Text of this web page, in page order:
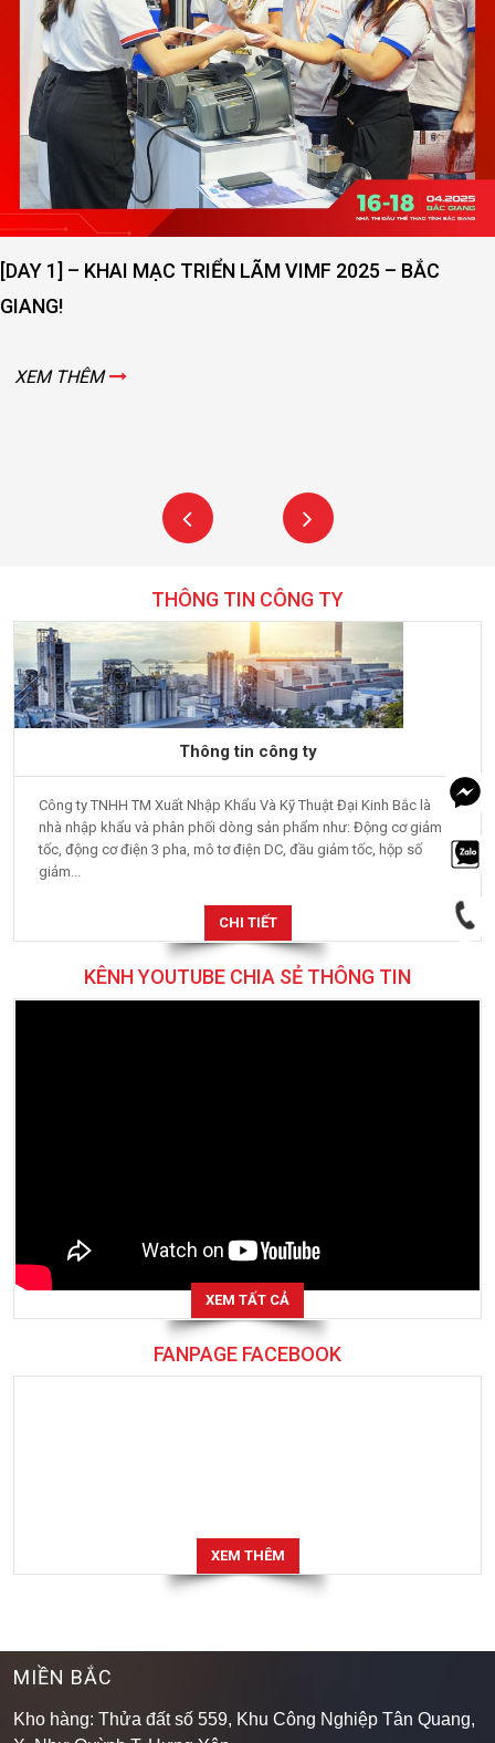
[DAY 1] – KHAI MẠC TRIỂN LÃM VIMF 2025 – BẮC
GIANG!
XEM THÊM
THÔNG TIN CÔNG TY
Thông tin công ty
Công ty TNHH TM Xuất Nhập Khẩu Và Kỹ Thuật Đại Kinh Bắc là
nhà nhập khẩu và phân phối dòng sản phẩm như: Động cơ giảm
tốc, động cơ điện 3 pha, mô tơ điện DC, đầu giảm tốc, hộp số
giảm...
CHI TIẾT
KÊNH YOUTUBE CHIA SẺ THÔNG TIN
XEM TẤT CẢ
FANPAGE FACEBOOK
XEM THÊM
MIỀN BẮC
Kho hàng: Thửa đất số 559, Khu Công Nghiệp Tân Quang,